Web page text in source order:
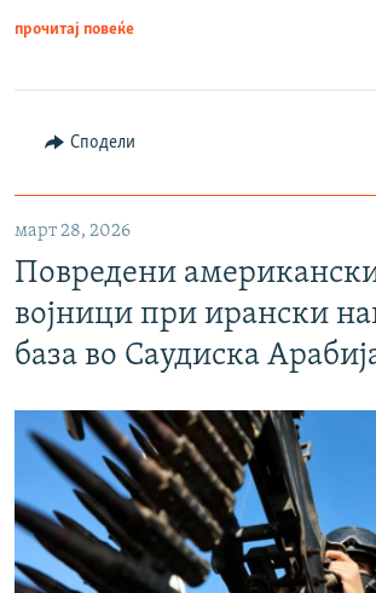
прочитај повеќе
Сподели
март 28, 2026
Повредени
војници при ирански
база во Саудиска